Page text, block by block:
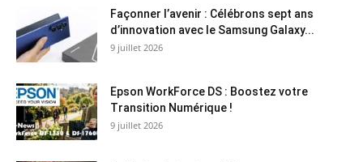
Façonner l’avenir : Célébrons sept ans
d’innovation avec le Samsung Galaxy...
9 juillet 2026
Epson WorkForce DS : Boostez votre
Transition Numérique !
9 juillet 2026